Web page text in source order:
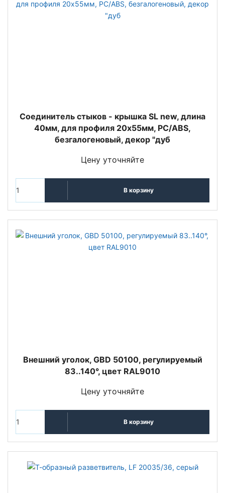
Cоединитель стыков - крышка SL new, длина
40мм, для профиля 20х55мм, PC/ABS,
безгалогеновый, декор "дуб
Цену уточняйте
В корзину
Внешний уголок, GBD 50100, регулируемый
83..140°, цвет RAL9010
Цену уточняйте
В корзину